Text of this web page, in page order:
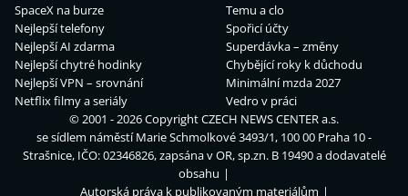
SpaceX na burze
Nejlepší telefony
Nejlepší AI zdarma
Nejlepší chytré hodinky
Nejlepší VPN – srovnání
Netflix filmy a seriály
Temu a clo
Spořicí účty
Superdávka – změny
Chybějící roky k důchodu
Minimální mzda 2027
Vedro v práci
© 2001 - 2026 CopyrightCZECH NEWS CENTER a.s.
se sídlem náměstí Marie Schmolkové 3493/1, 100 00 Praha 10 -
Strašnice, IČO: 02346826, zapsána v OR, sp.zn. B 19490 a dodavatelé
obsahu
Autorská práva k publikovaným materiálům